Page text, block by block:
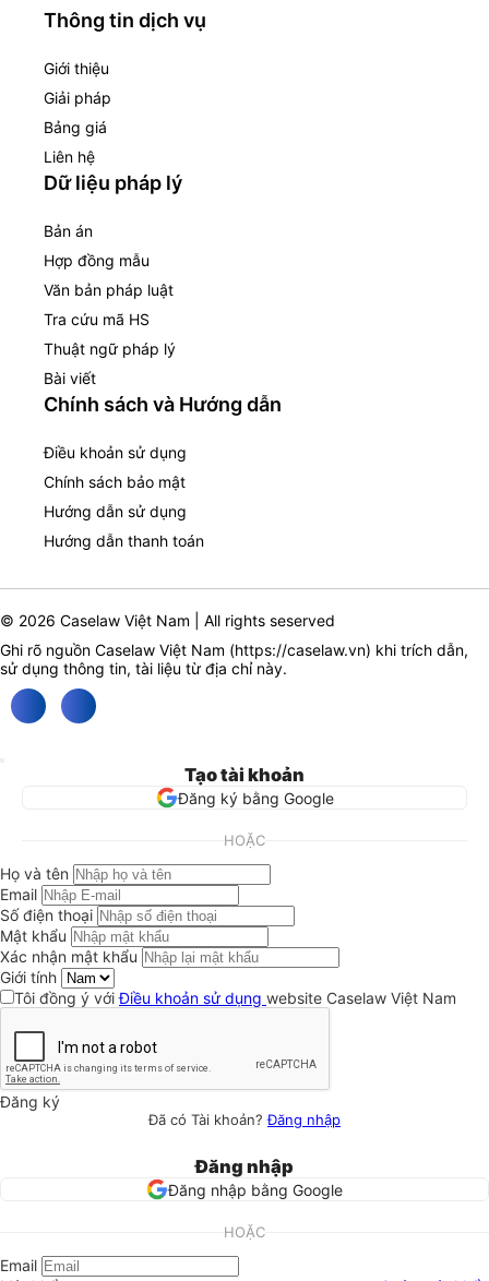
Thông tin dịch vụ
Giới thiệu
Giải pháp
Bảng giá
Liên hệ
Dữ liệu pháp lý
Bản án
Hợp đồng mẫu
Văn bản pháp luật
Tra cứu mã HS
Thuật ngữ pháp lý
Bài viết
Chính sách và Hướng dẫn
Điều khoản sử dụng
Chính sách bảo mật
Hướng dẫn sử dụng
Hướng dẫn thanh toán
© 2026 Caselaw Việt Nam | All rights seserved
Ghi rõ nguồn Caselaw Việt Nam (https://caselaw.vn) khi trích dẫn,
sử dụng thông tin, tài liệu từ địa chỉ này.
Tạo tài khoản
Đăng ký bằng Google
HOẶC
Họ và tên
Email
Số điện thoại
Mật khẩu
Xác nhận mật khẩu
Giới tính
Tôi đồng ý vớiĐiều khoản sử dụng website Caselaw Việt Nam
Đăng ký
Đã có Tài khoản?Đăng nhập
Đăng nhập
Đăng nhập bằng Google
HOẶC
Email